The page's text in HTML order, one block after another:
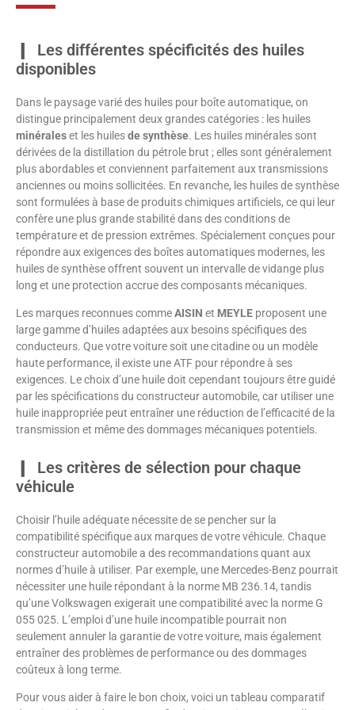
Les différentes spécificités des huiles
disponibles
Dans le paysage varié des huiles pour boîte automatique, on
distingue principalement deux grandes catégories : les huiles
minéraleset les huilesde synthèse. Les huiles minérales sont
dérivées de la distillation du pétrole brut ; elles sont généralement
plus abordables et conviennent parfaitement aux transmissions
anciennes ou moins sollicitées. En revanche, les huiles de synthèse
sont formulées à base de produits chimiques artificiels, ce qui leur
confère une plus grande stabilité dans des conditions de
température et de pression extrêmes. Spécialement conçues pour
répondre aux exigences des boîtes automatiques modernes, les
huiles de synthèse offrent souvent un intervalle de vidange plus
long et une protection accrue des composants mécaniques.
Les marques reconnues commeAISIN et MEYLE proposent une
large gamme d’huiles adaptées aux besoins spécifiques des
conducteurs. Que votre voiture soit une citadine ou un modèle
haute performance, il existe une ATF pour répondre à ses
exigences. Le choix d’une huile doit cependant toujours être guidé
par les spécifications du constructeur automobile, car utiliser une
huile inappropriée peut entraîner une réduction de l’efficacité de la
transmission et même des dommages mécaniques potentiels.
Les critères de sélection pour chaque
véhicule
Choisir l’huile adéquate nécessite de se pencher sur la
compatibilité spécifique aux marques de votre véhicule. Chaque
constructeur automobile a des recommandations quant aux
normes d’huile à utiliser. Par exemple, une Mercedes-Benz pourrait
nécessiter une huile répondant à la norme MB 236.14, tandis
qu’une Volkswagen exigerait une compatibilité avec la norme G
055 025. L’emploi d’une huile incompatible pourrait non
seulement annuler la garantie de votre voiture, mais également
entraîner des problèmes de performance ou des dommages
coûteux à long terme.
Pour vous aider à faire le bon choix, voici un tableau comparatif